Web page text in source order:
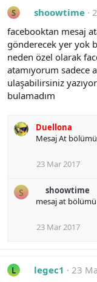
S shoowtime
facebooktan mesaj
gönderecek yer yok
neden özel olarak
atamıyorum sadece
ulaşabilirsiniz
bulamadım
Duellona
Mesaj At
23 Mar 2017
S
shoowtime
mesaj at
23 Mar 2017
L legec1
23